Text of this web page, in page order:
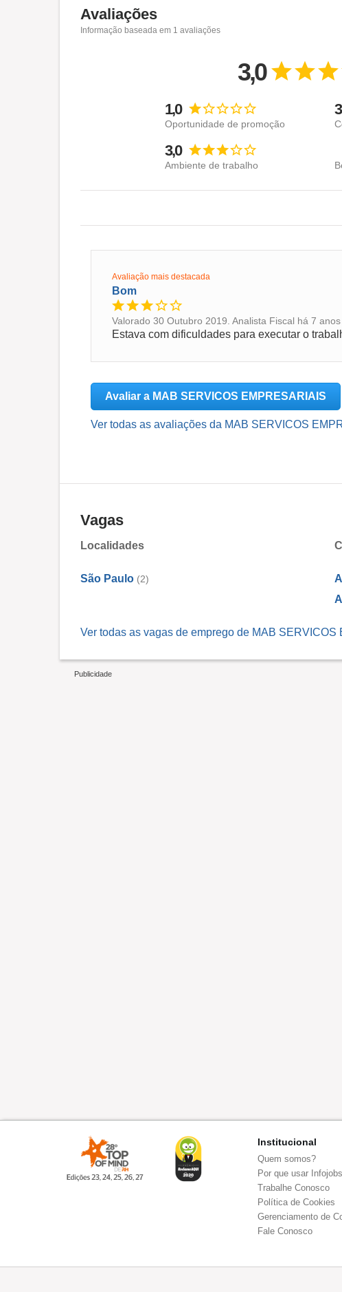
Avaliações
Informação baseada em 1 avaliações
3,0
1,0
Oportunidade de promoção
3,0
Ambiente de trabalho
Avaliação mais destacada
Bom
Valorado 30 Outubro 2019. Analista Fiscal há 7
Estava com dificuldades para executar o
Avaliar a MAB SERVICOS EMPRESARIAIS
Ver todas as avaliações da MAB SERVICOS
Vagas
Localidades
São Paulo (2)
Ver todas as vagas de emprego de MAB SERVICOS
Institucional
Quem somos?
Por que usar
Trabalhe Conosco
Política de Cookies
Gerenciamento de
Fale Conosco